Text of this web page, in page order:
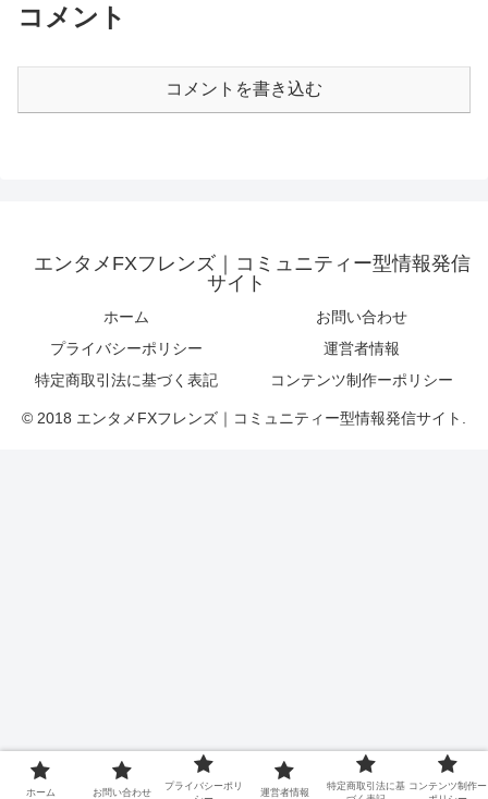
コメント
コメントを書き込む
エンタメFXフレンズ｜コミュニティー型情報発信
サイト
ホーム
お問い合わせ
プライバシーポリシー
運営者情報
特定商取引法に基づく表記
コンテンツ制作ーポリシー
© 2018 エンタメFXフレンズ｜コミュニティー型情報発信サイト.
ホーム お問い合わせ
プライバシーポリ
運営者情報
特定商取引法に基 コンテンツ制作ー